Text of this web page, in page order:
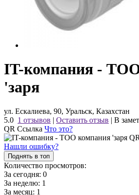
IT-компания -
'заря
ул. Ескалиева, 90, Уральск, Казахстан
5.0 1 отзывов | Оставить отзыв | В
QR Ссылка Что это?
Нашли ошибку?
Поднять в топ
Количество просмотров:
За сегодня: 0
За неделю: 1
За месяц: 1